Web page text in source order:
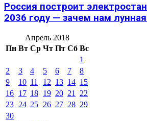
Россия построит
2036 году — зачем нам
Апрель 2018
Пн Вт Ср Чт Пт Сб Вс
1
2
3 4 5 6 7
8
9
10 11 12 13 14 15
16 17 18 19 20 21
22
23 24 25 26 27 28 29
30